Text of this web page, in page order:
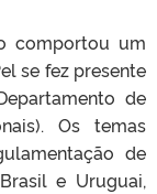
comportou um
se fez presente
de
Os temas
de
e Uruguai,